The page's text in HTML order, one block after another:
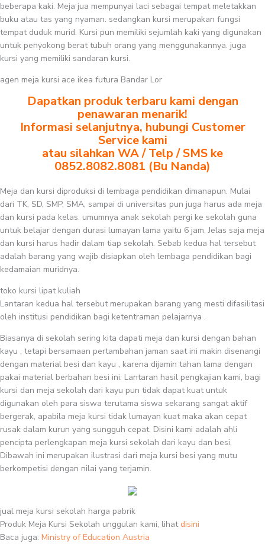
beberapa kaki. Meja jua mempunyai laci sebagai tempat meletakkan
buku atau tas yang nyaman. sedangkan kursi merupakan fungsi
tempat duduk murid. Kursi pun memiliki sejumlah kaki yang digunakan
untuk penyokong berat tubuh orang yang menggunakannya. juga
kursi yang memiliki sandaran kursi.
agen meja kursi ace ikea futura Bandar Lor
Dapatkan produk terbaru kami dengan
penawaran menarik!
Informasi selanjutnya, hubungi Customer
Service kami
atau silahkan WA / Telp / SMS ke
0852.8082.8081 (Bu Nanda)
Meja dan kursi diproduksi di lembaga pendidikan dimanapun. Mulai
dari TK, SD, SMP, SMA, sampai di universitas pun juga harus ada meja
dan kursi pada kelas. umumnya anak sekolah pergi ke sekolah guna
untuk belajar dengan durasi lumayan lama yaitu 6 jam. Jelas saja meja
dan kursi harus hadir dalam tiap sekolah. Sebab kedua hal tersebut
adalah barang yang wajib disiapkan oleh lembaga pendidikan bagi
kedamaian muridnya.
toko kursi lipat kuliah
Lantaran kedua hal tersebut merupakan barang yang mesti difasilitasi
oleh institusi pendidikan bagi ketentraman pelajarnya .
Biasanya di sekolah sering kita dapati meja dan kursi dengan bahan
kayu , tetapi bersamaan pertambahan jaman saat ini makin disenangi
dengan material besi dan kayu , karena dijamin tahan lama dengan
pakai material berbahan besi ini. Lantaran hasil pengkajian kami, bagi
kursi dan meja sekolah dari kayu pun tidak dapat kuat untuk
digunakan oleh para siswa terutama siswa sekarang sangat aktif
bergerak, apabila meja kursi tidak lumayan kuat maka akan cepat
rusak dalam kurun yang sungguh cepat. Disini kami adalah ahli
pencipta perlengkapan meja kursi sekolah dari kayu dan besi,
Dibawah ini merupakan ilustrasi dari meja kursi besi yang mutu
berkompetisi dengan nilai yang terjamin.
jual meja kursi sekolah harga pabrik
Produk Meja Kursi Sekolah unggulan kami, lihatdisini
Baca juga: Ministry of Education Austria